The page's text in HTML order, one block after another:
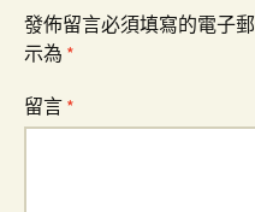
發佈留言必須填寫的電子
示為 *
留言 *